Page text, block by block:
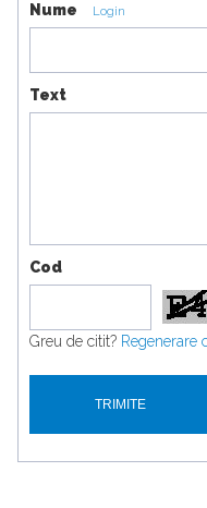
Nume Login
Text
Cod
Greu de citit? Regenerare